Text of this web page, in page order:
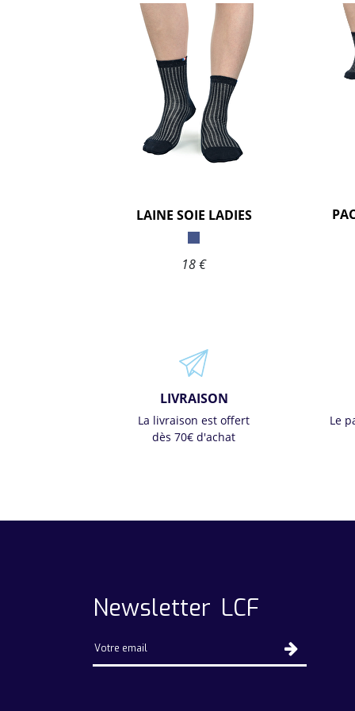
LAINE SOIE LADIES
18 €
LIVRAISON
La livraison est offert
dès 70€ d'achat
Le
Newsletter LCF